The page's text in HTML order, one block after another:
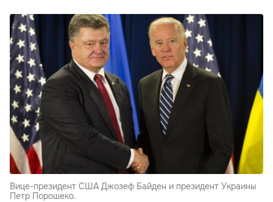
Вице-президент США Джозеф Байден и президент Украины
Петр Порошеко.